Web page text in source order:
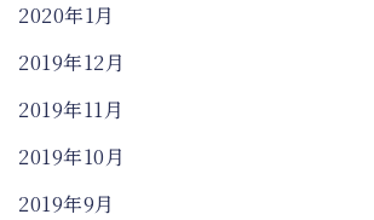
2020年1月
2019年12月
2019年11月
2019年10月
2019年9月